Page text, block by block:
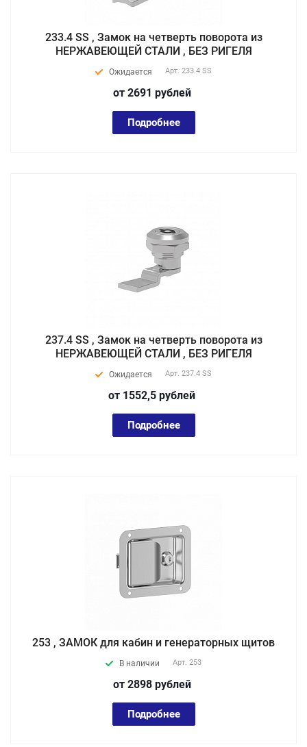
233.4 SS , Замок на четверть поворота из
НЕРЖАВЕЮЩЕЙ СТАЛИ , БЕЗ РИГЕЛЯ
Ожидается Арт. 233.4 SS
от 2691 рублей
Подробнее
237.4 SS , Замок на четверть поворота из
НЕРЖАВЕЮЩЕЙ СТАЛИ , БЕЗ РИГЕЛЯ
Ожидается Арт. 237.4 SS
от 1552,5 рублей
Подробнее
253 , ЗАМОК для кабин и генераторных щитов
В наличии Арт. 253
от 2898 рублей
Подробнее